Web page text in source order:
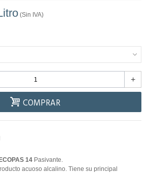
(Sin IVA)
+
COMPRAR
14 Pasivante.
acuoso alcalino. Tiene su principal